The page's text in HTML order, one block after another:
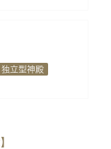
独立型神殿